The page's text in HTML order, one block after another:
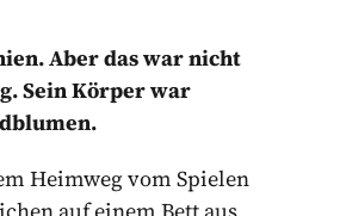
dieser Daten verantwortlich sind.
Aber das war nicht
Sein Körper war
Heimweg vom Spielen